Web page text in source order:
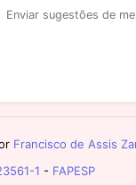
Enviar sugestões de
Francisco de Assis
1 - FAPESP